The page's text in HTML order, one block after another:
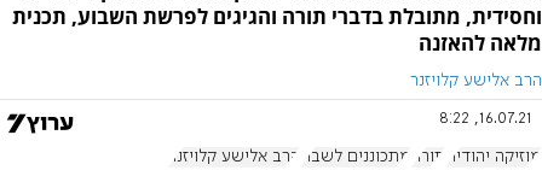
וחסידית, מתובלת בדברי תורה והגיגים לפרשת השבוע, תכנית
מלאה להאזנה
הרב אלישע קלויזנר
16.07.21, 8:22
מוזיקה יהודית תורה מתכוננים לשבת הרב אלישע קלויזנר